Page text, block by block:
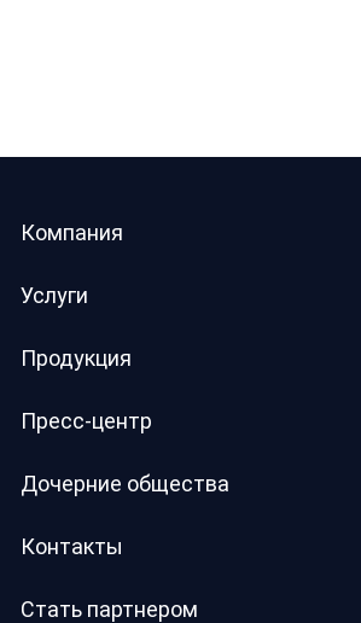
Компания
Услуги
Продукция
Пресс-центр
Дочерние общества
Контакты
Стать партнером